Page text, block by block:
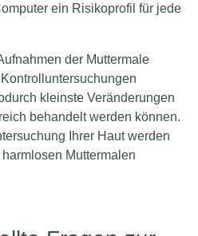
ein Risikoprofil für jede
der Muttermale
kleinste Veränderungen
behandelt werden können.
Ihrer Haut werden
Muttermalen